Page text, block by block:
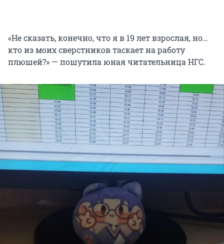
«Не сказать, конечно, что я в 19 лет взрослая, но…
кто из моих сверстников таскает на работу
плюшей?» — пошутила юная читательница НГС.